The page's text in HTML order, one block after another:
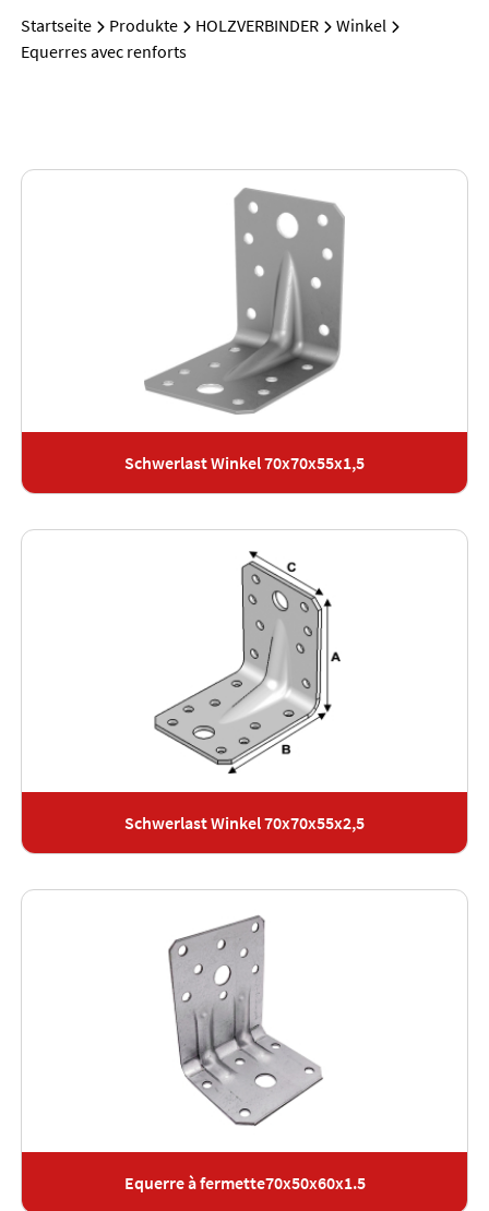
Startseite Produkte HOLZVERBINDER
Winkel
Equerres avec renforts
Schwerlast Winkel 70x70x55x1,5
Schwerlast Winkel 70x70x55x2,5
Equerre à fermette70x50x60x1.5